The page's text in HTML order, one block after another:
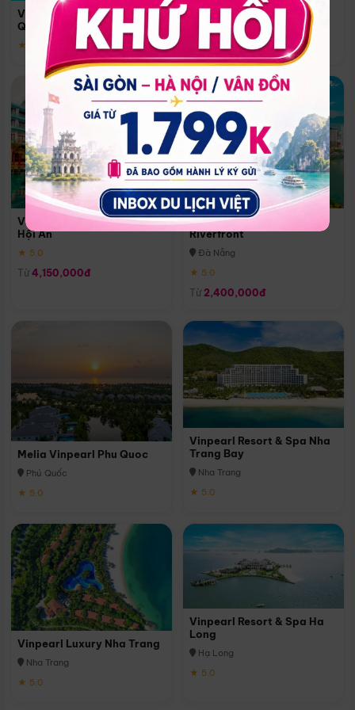
Vinpearl Resort & Spa Phu
Quoc
★ 5.0
Quoc
Phú Quốc
★ 5.0
Vinpearl Resort & Golf Nam
Hội An
★ 5.0
Từ 4,150,000đ
Melia Vinpearl Danang
Riverfront
Đà Nẵng
★ 5.0
Từ 2,400,000đ
Melia Vinpearl Phu Quoc
Phú Quốc
★ 5.0
Vinpearl Resort & Spa Nha
Trang Bay
Nha Trang
★ 5.0
Vinpearl Luxury Nha Trang
Nha Trang
★ 5.0
Vinpearl Resort & Spa Ha
Long
Hạ Long
★ 5.0